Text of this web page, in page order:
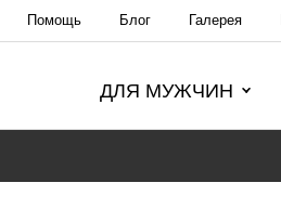
Помощь Блог Галерея
ДЛЯ МУЖЧИН